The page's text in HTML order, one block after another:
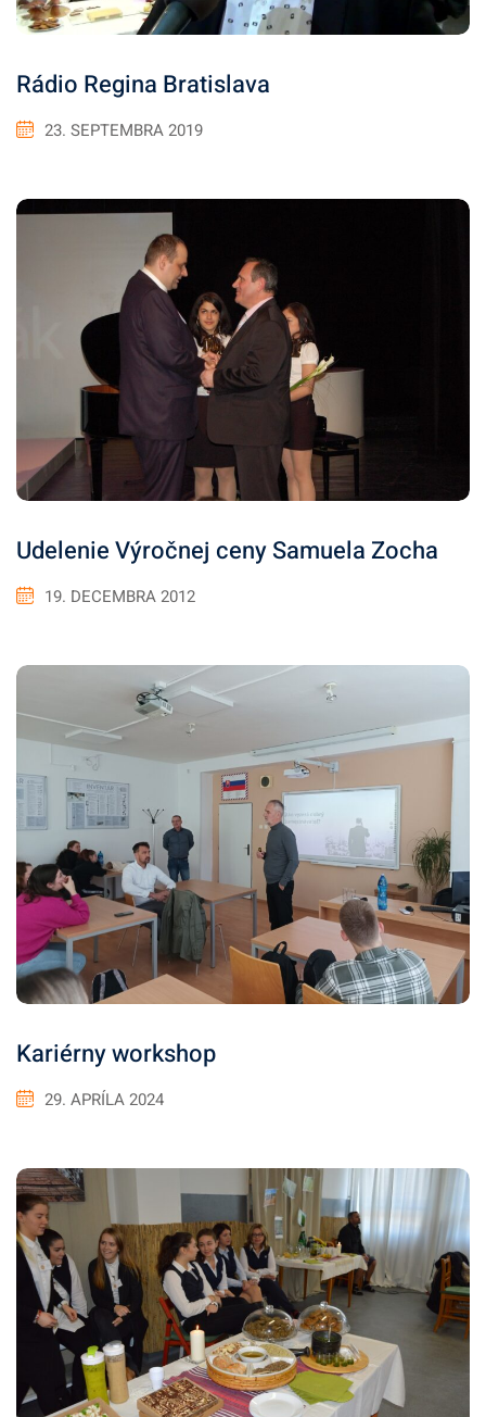
Rádio Regina Bratislava
23. SEPTEMBRA 2019
Udelenie Výročnej ceny Samuela Zocha
19. DECEMBRA 2012
Kariérny workshop
29. APRÍLA 2024